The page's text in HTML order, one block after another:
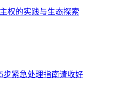
权的实践与生态探索
步紧急处理指南请收好